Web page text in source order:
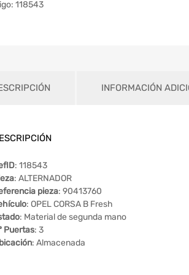
118543
INFORMACIÓN
: 118543
: ALTERNADOR
pieza: 90413760
: OPEL CORSA B Fresh
: Material de segunda mano
Puertas: 3
: Almacenada